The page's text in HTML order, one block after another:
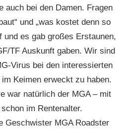
auch bei den Damen. Fragen
und „was kostet denn so
und es gab großes Erstaunen,
TF Auskunft gaben. Wir sind
Virus bei den interessierten
Keimen erweckt zu haben.
war natürlich der MGA – mit
im Rentenalter.
Geschwister MGA Roadster